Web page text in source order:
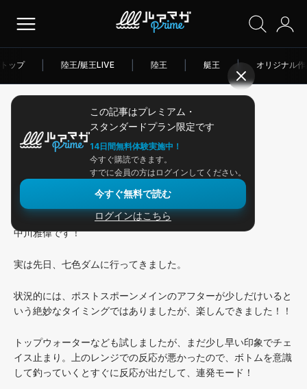
トップ 陸王/艇王LIVE 陸王 艇王 | オリジナル
この記事はプレミアム・
スタンダードプラン限定です
14日間無料体験実施中！
今すぐ購読できます。
すでに会員の方はログインしてください。
今すぐ無料で読む
ログインはこちら
アングラー連載
七色ダムへ行ってきました！
中川雅偉です！
実は先日、七色ダムに行ってきました。
状況的には、ポストスポーンメインのアフターが少しだけいると
いう絶妙なタイミングではありましたが、楽しんできました！！
トップウォーターなども試しましたが、まだ少し早い印象でチェ
イス止まり。上のレンジでの反応が悪かったので、ボトムを意識
して釣っていくとすぐに反応が出だして、連発モード！